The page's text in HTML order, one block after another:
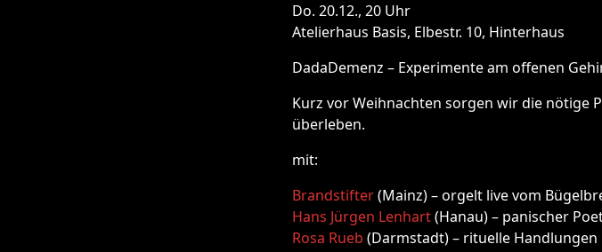
Do. 20.12., 20 Uhr
Atelierhaus Basis, Elbestr. 10, Hinterhaus
DadaDemenz – Experimente am offenen
Kurz vor Weihnachten sorgen wir die nötige
überleben.
mit:
Brandstifter(Mainz) – orgelt live vom
Hans Jürgen Lenhart(Hanau) – panischer
Rosa Rueb (Darmstadt) – rituelle Handlungen